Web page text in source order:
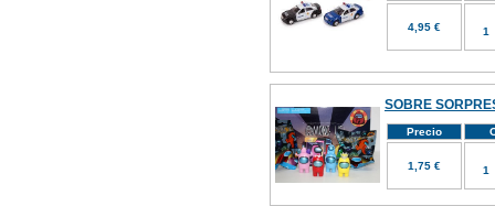
4,95 €
SOBRE
Precio
1,75 €